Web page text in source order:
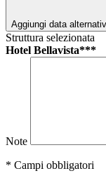
Aggiungi data
Struttura selezionata
Hotel Bellavista***
Note
* Campi obbligatori